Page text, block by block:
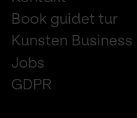
Book guidet tur
Kunsten Business
Jobs
GDPR